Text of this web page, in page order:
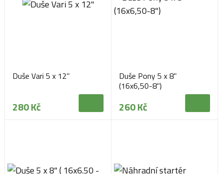
Duše Vari 5 x 12"
280 Kč
Duše Pony 5 x 8"
(16x6,50-8")
260 Kč